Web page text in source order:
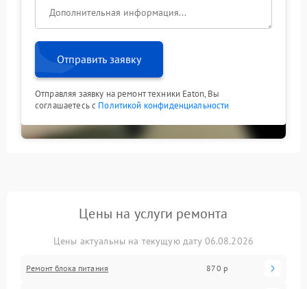
Отправить заявку
Отправляя заявку на ремонт техники Eaton, Вы
соглашаетесь с Политикой конфиденциальности
Цены на услуги ремонта
Цены актуальны на текущую дату 06.08.2026
Ремонт блока питания 870 р